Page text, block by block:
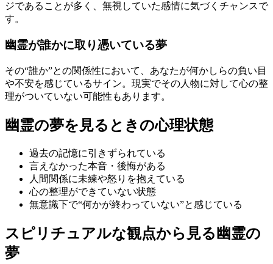
ジであることが多く、無視していた感情に気づくチャンスで
す。
幽霊が誰かに取り憑いている夢
その“誰か”との関係性において、あなたが何かしらの負い目
や不安を感じているサイン。現実でその人物に対して心の整
理がついていない可能性もあります。
幽霊の夢を見るときの心理状態
過去の記憶に引きずられている
言えなかった本音・後悔がある
人間関係に未練や怒りを抱えている
心の整理ができていない状態
無意識下で“何かが終わっていない”と感じている
スピリチュアルな観点から見る幽霊の
夢